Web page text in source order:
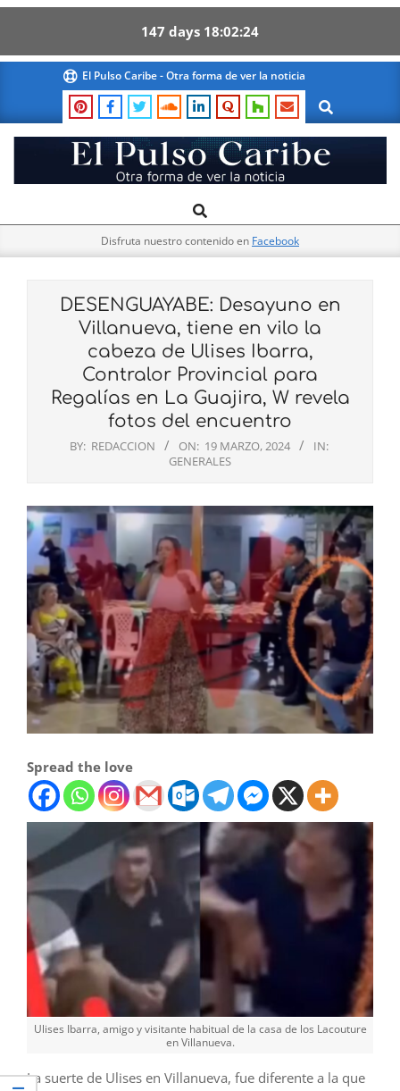
147 days 18 02 23
content
El Pulso Caribe - Otra forma de ver la noticia
Search
El
Pulso
Navigation
Search
Disfruta nuestro contenido en Facebook
DESENGUAYABE: Desayuno en
Villanueva, tiene en vilo la
cabeza de Ulises Ibarra,
Contralor Provincial para
Regalías en La Guajira, W revela
fotos del encuentro
BY: REDACCION ON: 19 MARZO, 2024
IN:
GENERALES
Spread the love
Ulises Ibarra, amigo y visitante habitual de la casa de los Lacouture
en Villanueva.
La suerte de Ulises en Villanueva, fue diferente a la que